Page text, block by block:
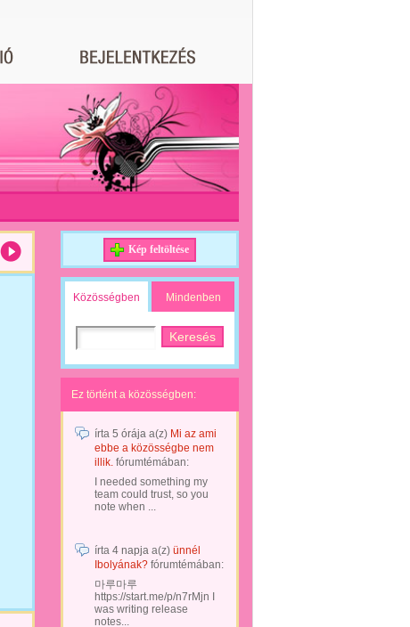
Kép feltöltése
Közösségben Mindenben
Ez történt a közösségben:
írta 5 órája a(z) Mi az ami
ebbe a közösségbe nem
illik. fórumtémában:
I needed something my
team could trust, so you
note when ...
írta 4 napja a(z) ünnél
Ibolyának? fórumtémában:
마루마루
https://start.me/p/n7rMjn I
was writing release
notes...